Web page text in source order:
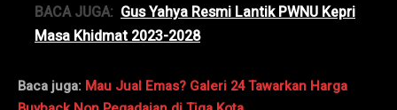
BACA JUGA: Gus Yahya Resmi Lantik PWNU Kepri
Masa Khidmat 2023-2028
Baca juga: Mau Jual Emas? Galeri 24 Tawarkan Harga